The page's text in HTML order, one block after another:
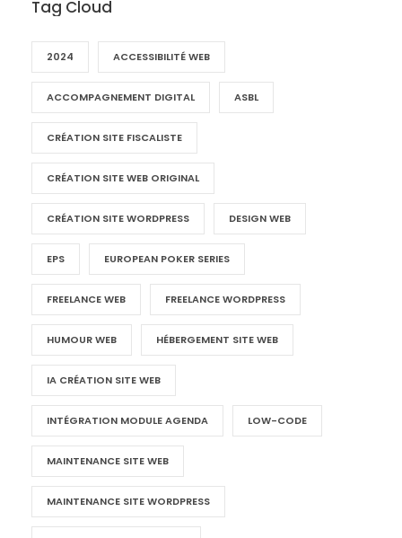
Tag Cloud
2024 ACCESSIBILITÉ WEB
ACCOMPAGNEMENT DIGITAL ASBL
CRÉATION SITE FISCALISTE
CRÉATION SITE WEB ORIGINAL
CRÉATION SITE WORDPRESS DESIGN WEB
EPS EUROPEAN POKER SERIES
FREELANCE WEB FREELANCE WORDPRESS
HUMOUR WEB HÉBERGEMENT SITE WEB
IA CRÉATION SITE WEB
INTÉGRATION MODULE AGENDA LOW-CODE
MAINTENANCE SITE WEB
MAINTENANCE SITE WORDPRESS